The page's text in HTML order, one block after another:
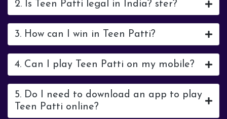
2. Is Teen Patti legal in India? ster?
3. How can I win in Teen Patti?
4. Can I play Teen Patti on my mobile?
5. Do I need to download an app to play
Teen Patti online?